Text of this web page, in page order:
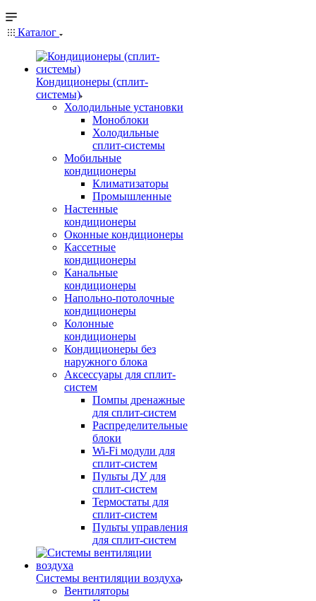
Каталог
Кондиционеры (сплит-
системы)
Холодильные установки
Моноблоки
Холодильные
сплит-системы
Мобильные
кондиционеры
Климатизаторы
Промышленные
Настенные
кондиционеры
Оконные кондиционеры
Кассетные
кондиционеры
Канальные
кондиционеры
Напольно-потолочные
кондиционеры
Колонные
кондиционеры
Кондиционеры без
наружного блока
Аксессуары для сплит-
систем
Помпы дренажные
для сплит-систем
Распределительные
блоки
Wi-Fi модули для
сплит-систем
Пульты ДУ для
сплит-систем
Термостаты для
сплит-систем
Пульты управления
для сплит-систем
Системы вентиляции воздуха
Вентиляторы